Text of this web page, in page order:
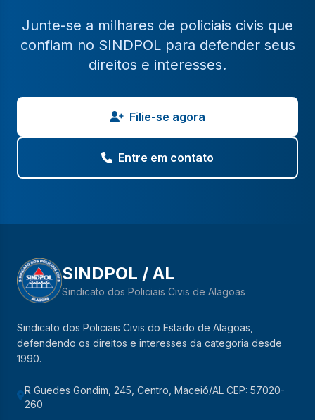
Junte-se a milhares de policiais civis que
confiam no SINDPOL para defender seus
direitos e interesses.
Filie-se agora
Entre em contato
SINDPOL / AL
Sindicato dos Policiais Civis de Alagoas
Sindicato dos Policiais Civis do Estado de Alagoas,
defendendo os direitos e interesses da categoria desde
1990.
R Guedes Gondim, 245, Centro, Maceió/AL CEP: 57020-
260